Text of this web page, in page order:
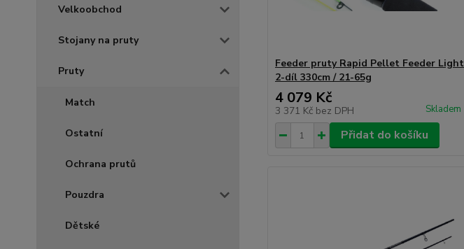
Velkoobchod
Stojany na pruty
Pruty
Match
Ostatní
Ochrana prutů
Pouzdra
Dětské
Feeder pruty Rapid Pellet Feeder Light
2-díl 330cm / 21-65g
4 079 Kč
3 371 Kč bez DPH Skladem
Přidat do košíku